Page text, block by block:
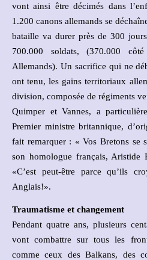
vont ainsi être décimés dans
1.200 canons allemands se
bataille va durer près de 300
700.000 soldats, (370.000
Allemands). Un sacrifice qui ne
ont tenu, les gains territoriaux
division, composée de régiments
Quimper et Vannes, a
Premier ministre britannique,
fait remarquer : « Vos Bretons se
son homologue français,
«C’est peut-être parce qu’ils
Anglais!».
Traumatisme et changement
Pendant quatre ans, plusieurs
vont combattre sur tous les
comme ceux des Balkans, des